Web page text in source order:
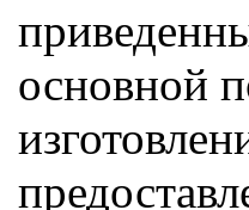
основной